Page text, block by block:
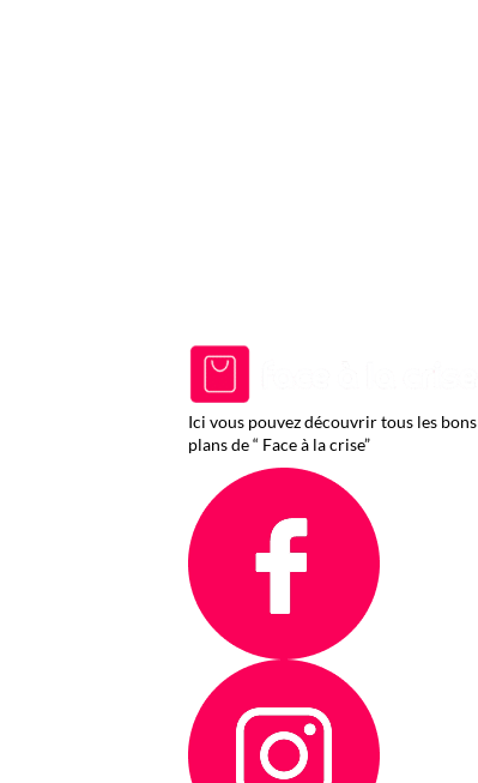
Ici vous pouvez découvrir tous les bons
plans de “ Face à la crise”